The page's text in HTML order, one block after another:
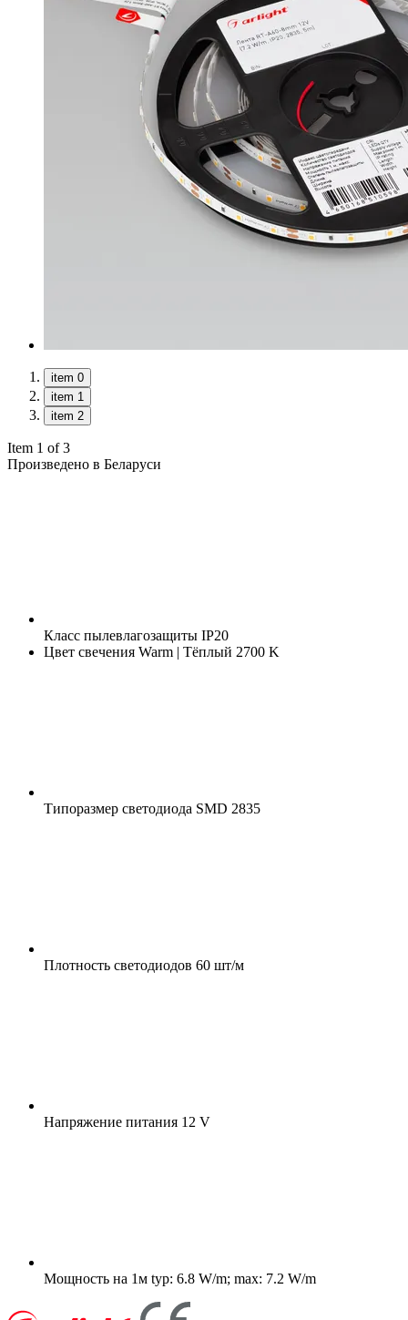
item 0
item 1
item 2
Item 1 of 3
Произведено в Беларуси
Класс пылевлагозащиты IP20
Цвет свечения Warm | Тёплый 2700 K
Типоразмер светодиода SMD 2835
Плотность светодиодов 60 шт/м
Напряжение питания 12 V
Мощность на 1м typ: 6.8 W/m; max: 7.2 W/m